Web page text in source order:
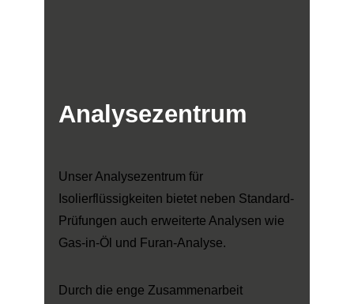
Analysezentrum
Unser Analysezentrum für
Isolierflüssigkeiten bietet neben Standard-
Prüfungen auch erweiterte Analysen wie
Gas-in-Öl und Furan-Analyse.
Durch die enge Zusammenarbeit